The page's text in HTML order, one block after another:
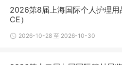
2026第8届上海国际个人护理
CE）
2026-10-28 至 2026-10-30